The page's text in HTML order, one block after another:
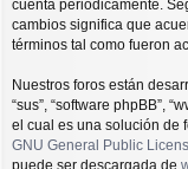
cuenta periódicamente.
cambios significa que
términos tal como fueron
Nuestros foros están
“sus”, “software phpBB”,
el cual es una solución de
GNU General Public
puede ser descargada de